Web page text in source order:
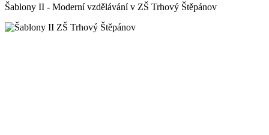
Šablony II - Moderní vzdělávání v ZŠ Trhový Štěpánov